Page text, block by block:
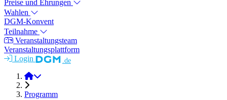
Preise und Ehrungen
Wahlen
DGM-Konvent
Teilnahme
Veranstaltungsteam
Veranstaltungsplattform
Login
.de
DGM-Tag 2025
Programm